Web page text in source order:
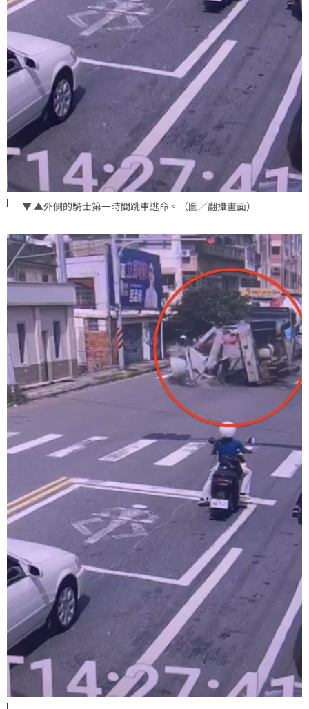
▼ ▲外側的騎士第一時間跳車逃命。（圖／翻攝畫面）